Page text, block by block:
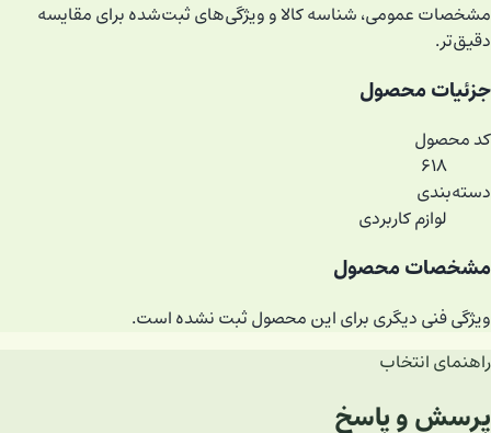
مشخصات عمومی، شناسه کالا و ویژگی‌های ثبت‌شده برای مقایسه
دقیق‌تر.
جزئیات محصول
کد محصول
۶۱۸
دسته‌بندی
لوازم کاربردی
مشخصات محصول
ویژگی فنی دیگری برای این محصول ثبت نشده است.
راهنمای انتخاب
پرسش و پاسخ